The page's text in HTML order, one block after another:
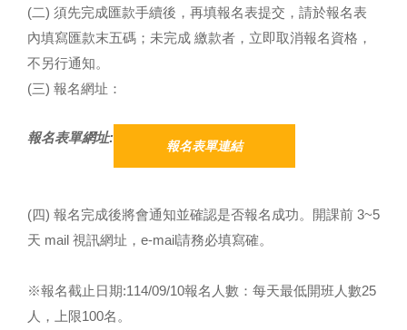
(二) 須先完成匯款手續後，再填報名表提交，請於報名表
內填寫匯款末五碼；未完成 繳款者，立即取消報名資格，
不另行通知。
(三) 報名網址：
報名表單網址:
報名表單連結
(四) 報名完成後將會通知並確認是否報名成功。開課前 3~5
天 mail 視訊網址，e-mail請務必填寫確。
※報名截止日期:114/09/10報名人數：每天最低開班人數25
人，上限100名。